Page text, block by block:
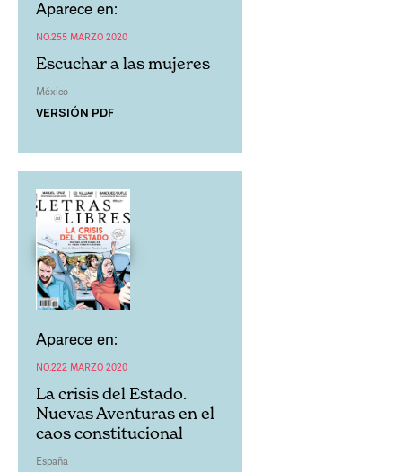
Aparece en:
NO.255 MARZO 2020
Escuchar a las mujeres
México
VERSIÓN PDF
Aparece en:
NO.222 MARZO 2020
La crisis del Estado.
Nuevas Aventuras en el
caos constitucional
España